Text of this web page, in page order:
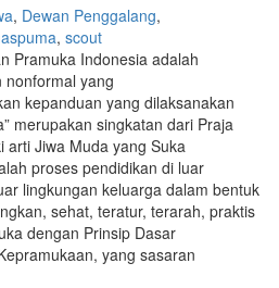
, Dewan Penggalang,
, scout
Pramuka Indonesia adalah
nonformal yang
kepanduan yang dilaksanakan
merupakan singkatan dari Praja
arti Jiwa Muda yang Suka
proses pendidikan di luar
lingkungan keluarga dalam bentuk
sehat, teratur, terarah, praktis
dengan Prinsip Dasar
yang sasaran